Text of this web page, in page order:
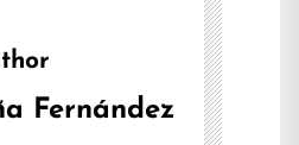
Fernández